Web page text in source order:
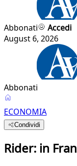
Abbonati
Accedi
August 6, 2026
Abbonati
ECONOMIA
Condividi
Rider: in